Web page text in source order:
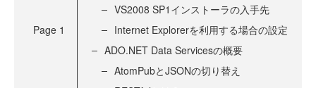
Page 1
VS2008 SP1インストーラの入手先
Internet Explorerを利用する場合の設定
ADO.NET Data Servicesの概要
AtomPubとJSONの切り替え